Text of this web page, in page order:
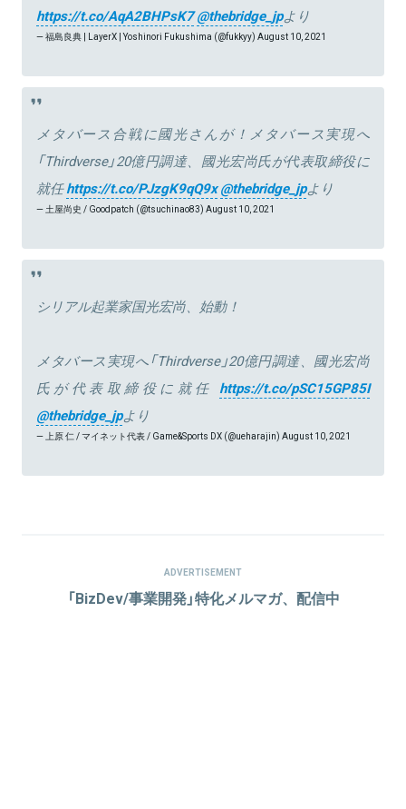
https://t.co/AqA2BHPsK7@thebridge_jpより
— 福島良典 | LayerX | Yoshinori Fukushima (@fukkyy) August 10, 2021
メタバース合戦に國光さんが！メタバース実現へ
「Thirdverse」20億円調達、國光宏尚氏が代表取締役に
就任https://t.co/PJzgK9qQ9x@thebridge_jpより
— 土屋尚史 / Goodpatch (@tsuchinao83) August 10, 2021
シリアル起業家国光宏尚、始動！
メタバース実現へ「Thirdverse」20億円調達、國光宏尚
氏が代表取締役に就任 https://t.co/pSC15GP85I
@thebridge_jpより
— 上原 仁 / マイネット代表 / Game&Sports DX (@ueharajin) August 10, 2021
ADVERTISEMENT
「BizDev/事業開発」特化メルマガ、配信中